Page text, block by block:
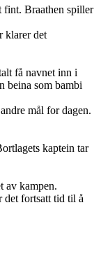
fint. Braathen spiller
klarer det
få navnet inn i
beina som bambi
mål for dagen.
kaptein tar
av kampen.
det fortsatt tid til å